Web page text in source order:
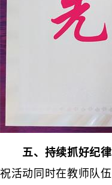
五、持续抓好纪
祝活动同时在教师队